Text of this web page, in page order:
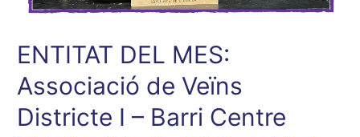
ENTITAT DEL MES:
Associació de Veïns
Districte I – Barri Centre